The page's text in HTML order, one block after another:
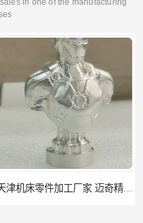
天津机床零件加工厂家 迈奇精密机械 一站式服务